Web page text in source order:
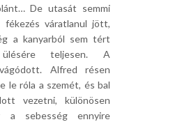
De utasát semmi
váratlanul jött,
a kanyarból sem tért
teljesen. A
Alfred résen
le róla a szemét, és bal
vezetni, különösen
a sebesség ennyire